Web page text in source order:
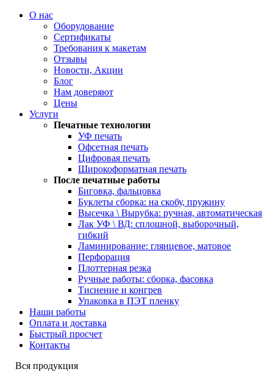
О нас
Оборудование
Сертификаты
Требования к макетам
Отзывы
Новости, Акции
Блог
Нам доверяют
Цены
Услуги
Печатные технологии
УФ печать
Офсетная печать
Цифровая печать
Широкоформатная печать
После печатные работы
Биговка, фальцовка
Буклеты сборка: на скобу, пружину
Высечка \ Вырубка: ручная, автоматическая
Лак УФ \ ВД: сплошной, выборочный,
гибкий
Ламинирование: глянцевое, матовое
Перфорация
Плоттерная резка
Ручные работы: сборка, фасовка
Тиснение и конгрев
Упаковка в ПЭТ пленку
Наши работы
Оплата и доставка
Быстрый просчет
Контакты
Вся продукция